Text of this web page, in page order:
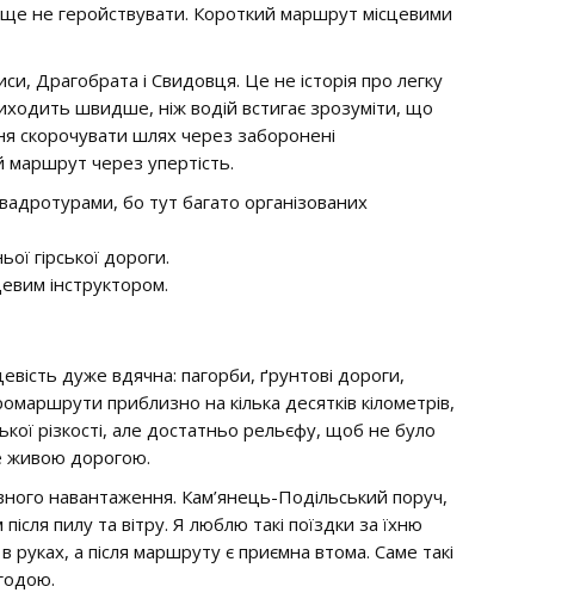
не геройствувати. Короткий маршрут місцевими
Драгобрата і Свидовця. Це не історія про легку
швидше, ніж водій встигає зрозуміти, що
скорочувати шлях через заборонені
маршрут через упертість.
бо тут багато організованих
гірської дороги.
інструктором.
дуже вдячна: пагорби, ґрунтові дороги,
приблизно на кілька десятків кілометрів,
різкості, але достатньо рельєфу, щоб не було
живою дорогою.
навантаження. Кам’янець-Подільський поруч,
пилу та вітру. Я люблю такі поїздки за їхню
а після маршруту є приємна втома. Саме такі